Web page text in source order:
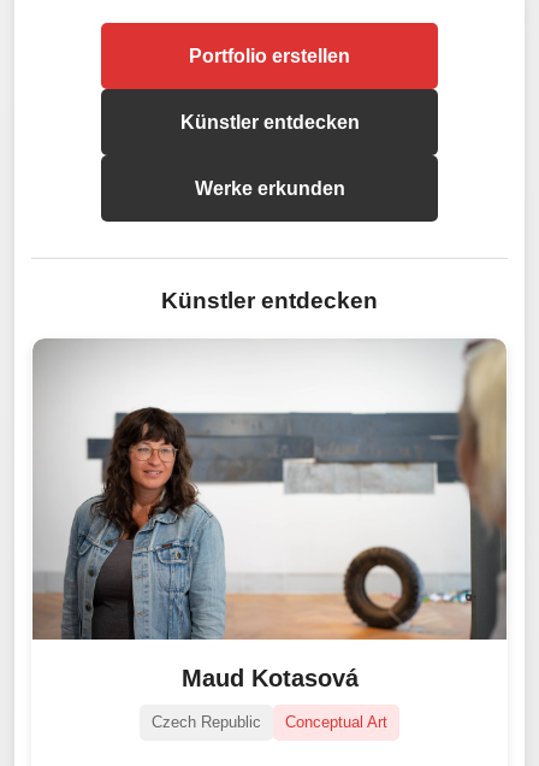
Portfolio erstellen
Künstler entdecken
Werke erkunden
Künstler entdecken
Maud Kotasová
Czech Republic Conceptual Art